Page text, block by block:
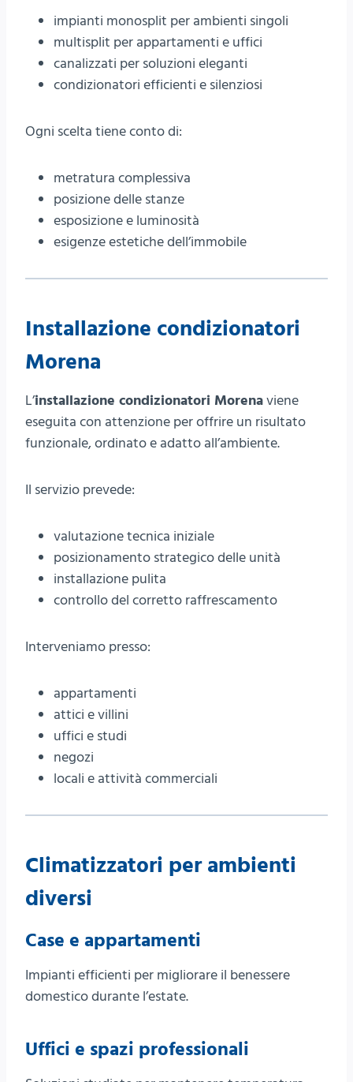
impianti monosplit per ambienti singoli
multisplit per appartamenti e uffici
canalizzati per soluzioni eleganti
condizionatori efficienti e silenziosi
Ogni scelta tiene conto di:
metratura complessiva
posizione delle stanze
esposizione e luminosità
esigenze estetiche dell’immobile
Installazione condizionatori
Morena
L’installazione condizionatori Morenaviene
eseguita con attenzione per offrire un risultato
funzionale, ordinato e adatto all’ambiente.
Il servizio prevede:
valutazione tecnica iniziale
posizionamento strategico delle unità
installazione pulita
controllo del corretto raffrescamento
Interveniamo presso:
appartamenti
attici e villini
uffici e studi
negozi
locali e attività commerciali
Climatizzatori per ambienti
diversi
Case e appartamenti
Impianti efficienti per migliorare il benessere
domestico durante l’estate.
Uffici e spazi professionali